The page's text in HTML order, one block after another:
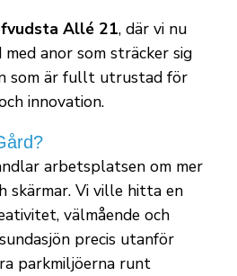
Allé 21, där vi nu
anor som sträcker sig
som är fullt utrustad för
innovation.
arbetsplatsen om mer
skärmar. Vi ville hitta en
välmående och
precis utanför
parkmiljöerna runt